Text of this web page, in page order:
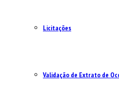
Licitações
Validação de Extrato de